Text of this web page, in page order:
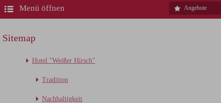
Menü öffnen Angebote
Sitemap
Hotel "Weißer Hirsch"
Tradition
Nachhaltigkeit